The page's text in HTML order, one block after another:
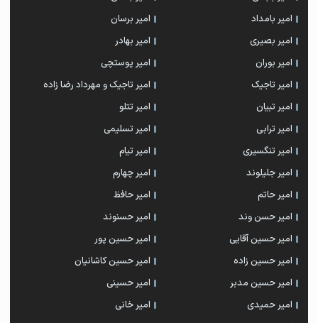
امیر بامداد
امیر برسان
امیر بصیری
امیر بهادر
امیر بوران
امیر پوستچی
امیر تاجیک
امیر تاجیک و مهرداد رضا زاده
امیر تبیان
امیر تتلو
امیر ترابی
امیر تسلیمی
امیر تنگسیری
امیر تیام
امیر جلیلوند
امیر چهارم
امیر حاتم
امیر حافظ
امیر حسن وند
امیر حسنوند
امیر حسین آقایی
امیر حسین پور
امیر حسین زاده
امیر حسین کاشانیان
امیر حسین مدبر
امیر حسینی
امیر حمیدی
امیر خانی